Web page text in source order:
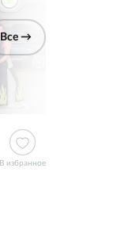
Все →
В избранное